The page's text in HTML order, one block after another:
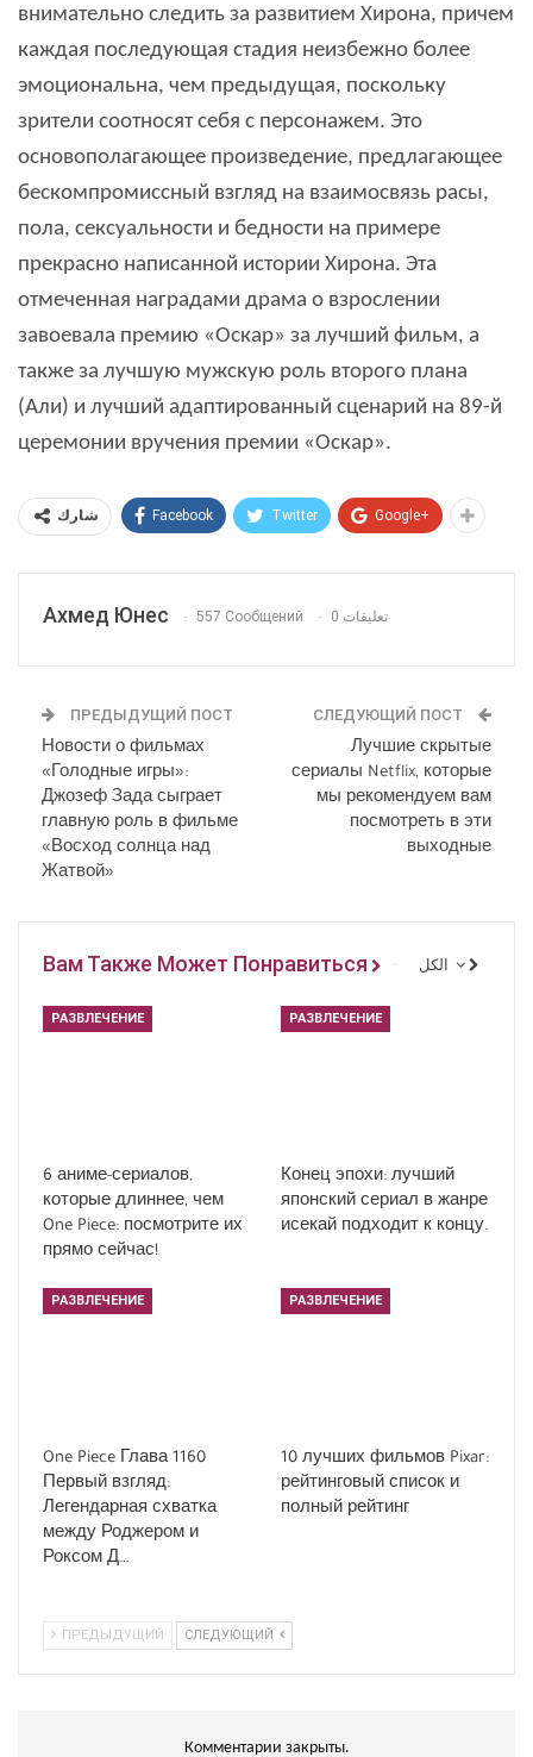
внимательно следить за развитием Хирона, причем
каждая последующая стадия неизбежно более
эмоциональна, чем предыдущая, поскольку
зрители соотносят себя с персонажем. Это
основополагающее произведение, предлагающее
бескомпромиссный взгляд на взаимосвязь расы,
пола, сексуальности и бедности на примере
прекрасно написанной истории Хирона. Эта
отмеченная наградами драма о взрослении
завоевала премию «Оскар» за лучший фильм, а
также за лучшую мужскую роль второго плана
(Али) и лучший адаптированный сценарий на 89-й
церемонии вручения премии «Оскар».
شارك Facebook Twitter Google+
Ахмед Юнес 557 Сообщений 0 تعليقات
ПРЕДЫДУЩИЙ ПОСТ
Новости о фильмах
«Голодные игры»:
Джозеф Зада сыграет
главную роль в фильме
«Восход солнца над
Жатвой»
СЛЕДУЮЩИЙ ПОСТ
Лучшие скрытые
сериалы Netflix, которые
мы рекомендуем вам
посмотреть в эти
выходные
Вам Также Может Понравиться
РАЗВЛЕЧЕНИЕ
6 аниме-сериалов,
которые длиннее, чем
One Piece: посмотрите их
прямо сейчас!
РАЗВЛЕЧЕНИЕ
Конец эпохи: лучший
японский сериал в жанре
исекай подходит к концу.
РАЗВЛЕЧЕНИЕ
One Piece Глава 1160
Первый взгляд:
Легендарная схватка
между Роджером и
Роксом Д…
РАЗВЛЕЧЕНИЕ
10 лучших фильмов Pixar:
рейтинговый список и
полный рейтинг
ПРЕДЫДУЩИЙ СЛЕДУЮЩИЙ
Комментарии закрыты.